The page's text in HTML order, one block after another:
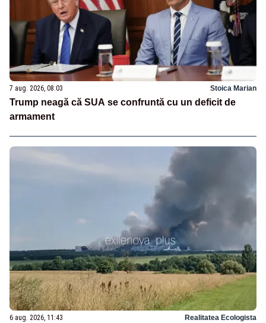
7 aug. 2026, 08:03 Stoica Marian
Trump neagă că SUA se confruntă cu un deficit de
armament
6 aug. 2026, 11:43 Realitatea Ecologista